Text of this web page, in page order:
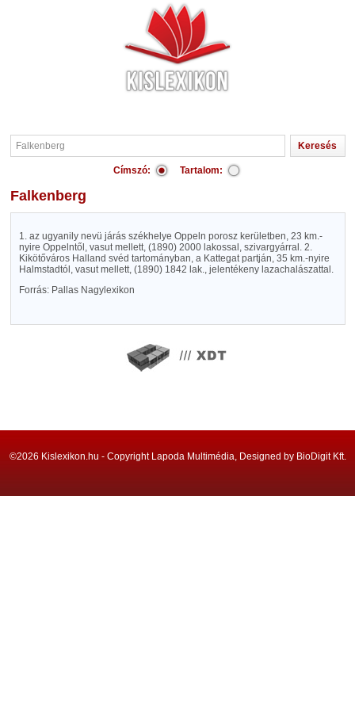
Címszó: Tartalom:
Falkenberg
1. az ugyanily nevü járás székhelye Oppeln porosz kerületben, 23 km.-
nyire Oppelntől, vasut mellett, (1890) 2000 lakossal, szivargyárral. 2.
Kikötőváros Halland svéd tartományban, a Kattegat partján, 35 km.-nyire
Halmstadtól, vasut mellett, (1890) 1842 lak., jelentékeny lazachalászattal.
Forrás: Pallas Nagylexikon
©2026 Kislexikon.hu - Copyright Lapoda Multimédia, Designed by BioDigit Kft.